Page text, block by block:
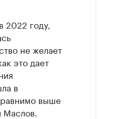
2022 году,
не желает
это дает
в
выше